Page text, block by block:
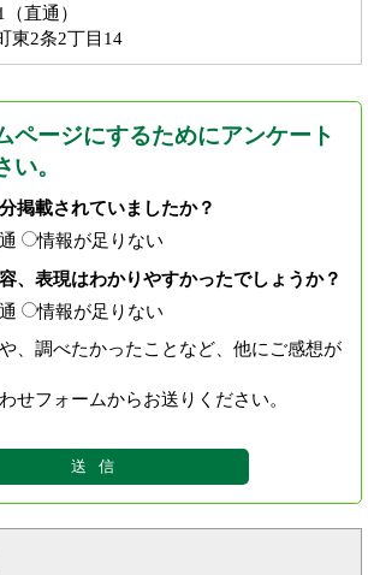
直通）
東2条2丁目14
ページにするためにアンケート
。
掲載されていましたか？
情報が足りない
、表現はわかりやすかったでしょうか？
情報が足りない
、調べたかったことなど、他にご感想が
せフォームからお送りください。